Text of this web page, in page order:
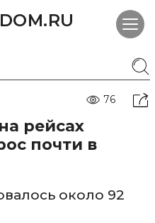
76
рейсах
почти в
около 92